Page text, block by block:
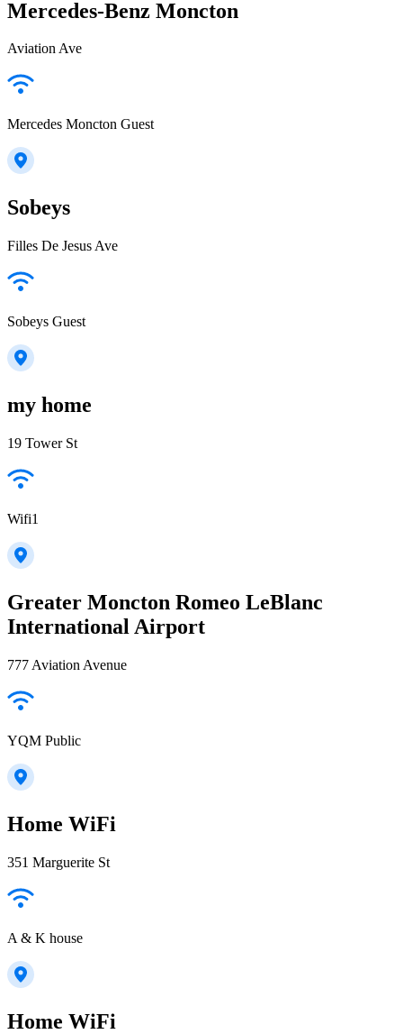
Mercedes-Benz Moncton
Aviation Ave
Mercedes Moncton Guest
Sobeys
Filles De Jesus Ave
Sobeys Guest
my home
19 Tower St
Wifi1
Greater Moncton Romeo LeBlanc
International Airport
777 Aviation Avenue
YQM Public
Home WiFi
351 Marguerite St
A & K house
Home WiFi